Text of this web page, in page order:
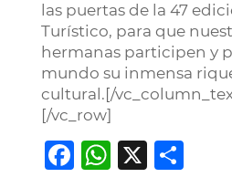
las puertas de la 47
Turístico, para que
hermanas participen y
mundo su inmensa
cultural.[/
[/vc_row]
Facebook
X